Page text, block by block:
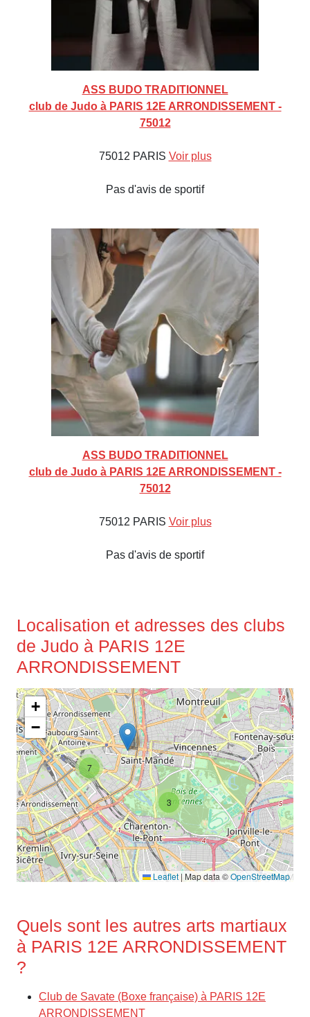
ASS BUDO TRADITIONNEL
club de Judo à PARIS 12E ARRONDISSEMENT -
75012
75012 PARIS Voir plus
Pas d'avis de sportif
ASS BUDO TRADITIONNEL
club de Judo à PARIS 12E ARRONDISSEMENT -
75012
75012 PARIS Voir plus
Pas d'avis de sportif
Localisation et adresses des clubs
de Judo à PARIS 12E
ARRONDISSEMENT
3
7
+
−
Leaflet| Map data ©OpenStreetMap
Quels sont les autres arts martiaux
à PARIS 12E ARRONDISSEMENT
?
Club de Savate (Boxe française) à PARIS 12E
ARRONDISSEMENT